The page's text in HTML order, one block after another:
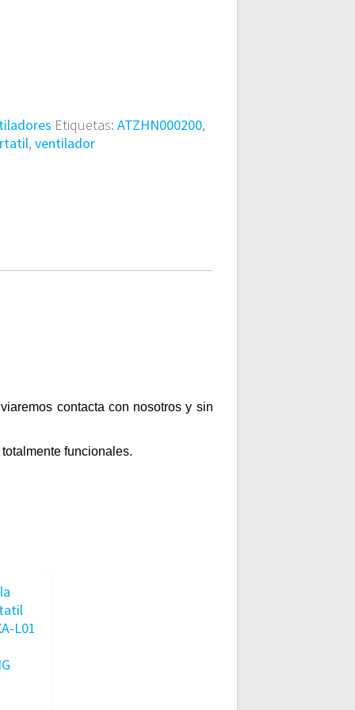
Etiquetas: ATZHN000200,
, ventilador
contacta con nosotros y sin
funcionales.